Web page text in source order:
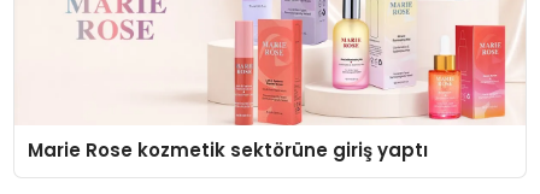
Marie Rose kozmetik sektörüne giriş yaptı